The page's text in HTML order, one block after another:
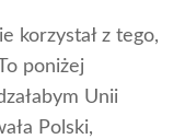
korzystał z tego,
poniżej
Unii
Polski,